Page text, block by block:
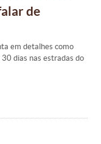
de
em detalhes como
dias nas estradas do